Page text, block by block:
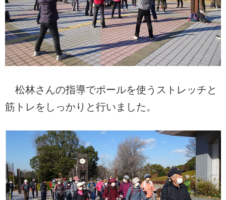
松林さんの指導でポールを使うストレッチと
筋トレをしっかりと行いました。